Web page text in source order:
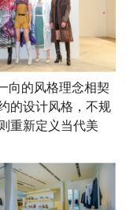
向的风格理念相契
的设计风格，不规
重新定义当代美